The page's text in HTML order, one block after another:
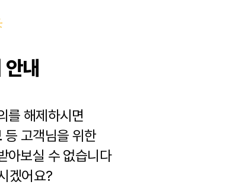
내
를 해제하시면
등 고객님을 위한
아보실 수 없습니다
겠어요?